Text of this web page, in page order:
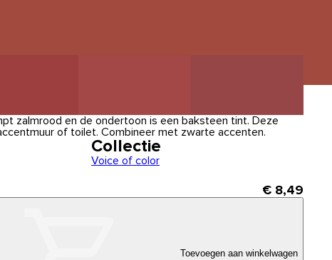
zalmrood en de ondertoon is een baksteen tint. Deze
of toilet. Combineer met zwarte accenten.
Collectie
Voice of color
€ 8,49
Toevoegen aan winkelwagen